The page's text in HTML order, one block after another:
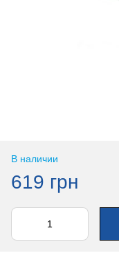
В наличии
619 грн